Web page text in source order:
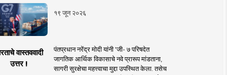
१९ जून २०२६
वास्तववादी
उत्तर !
पंतप्रधान नरेंद्र मोदी यांनी 'जी- ७ परिषदेत
जागतिक आर्थिक विकासाचे नवे प्रारूप मांडताना,
सागरी सुरक्षेचा महत्त्वाचा मुद्दा उपस्थित केला. तसेच